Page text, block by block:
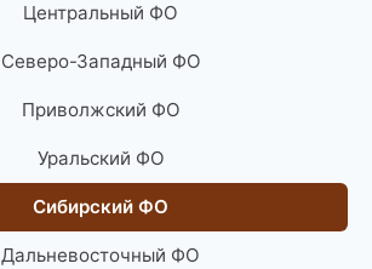
Центральный ФО
Северо-Западный ФО
Приволжский ФО
Уральский ФО
Сибирский ФО
Дальневосточный ФО